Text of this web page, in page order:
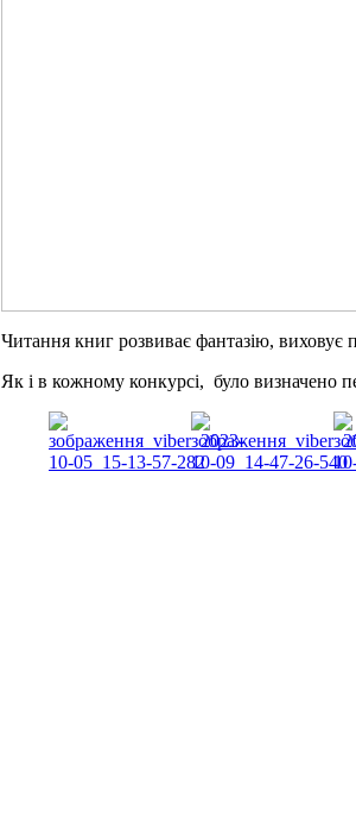
Читання книг розвиває фантазію,
Як і в кожному конкурсі, було визначено